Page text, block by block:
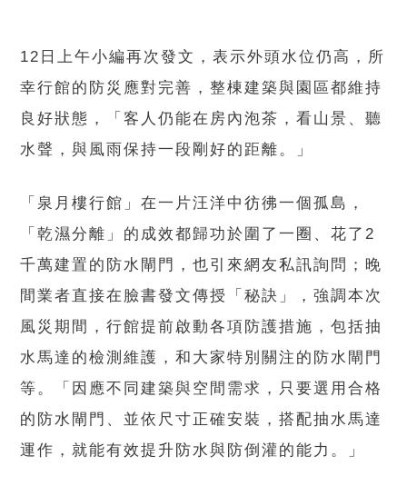
12日上午小編再次發文，表示外頭水位仍高，所
幸行館的防災應對完善，整棟建築與園區都維持
良好狀態，「客人仍能在房內泡茶，看山景、聽
水聲，與風雨保持一段剛好的距離。」
「泉月樓行館」在一片汪洋中彷彿一個孤島，
「乾濕分離」的成效都歸功於圍了一圈、花了2
千萬建置的防水閘門，也引來網友私訊詢問；晚
間業者直接在臉書發文傳授「秘訣」，強調本次
風災期間，行館提前啟動各項防護措施，包括抽
水馬達的檢測維護，和大家特別關注的防水閘門
等。「因應不同建築與空間需求，只要選用合格
的防水閘門、並依尺寸正確安裝，搭配抽水馬達
運作，就能有效提升防水與防倒灌的能力。」